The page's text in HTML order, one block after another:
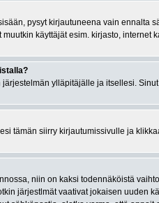
pysyt kirjautuneena vain ennalta
käyttäjät esim. kirjasto, internet
järjestelmän ylläpitäjälle ja itsellesi.
tämän siirry kirjautumissivulle ja
niin on kaksi todennäköistä
järjestlmät vaativat jokaisen